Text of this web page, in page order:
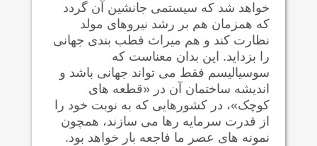
خواهد شد که سیستمی جانشین آن گردد
که همزمان هم بر رشد نیروهای مولد
نظارت کند و هم میراث قطب بندی جهانی
را بزداید. این بدان معناست که
سوسیالیسم فقط می تواند جهانی باشد و
اندیشه ساختمان آن در «قطعه های
کوچک»، در کشورهایی که به نوبت خود را
از قدرت سرمایه رها می سازند، همچون
نمونه های عصر ما فاجعه بار خواهد بود.